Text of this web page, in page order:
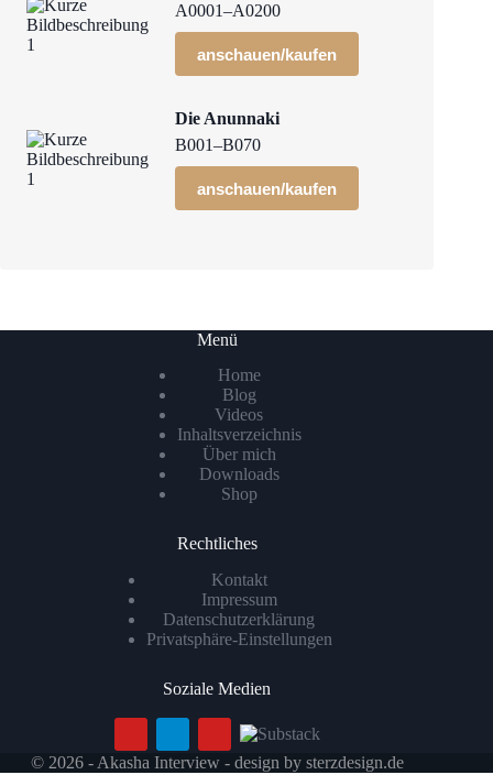
A0001–A0200
anschauen/kaufen
Die Anunnaki
B001–B070
anschauen/kaufen
Menü
Home
Blog
Videos
Inhaltsverzeichnis
Über mich
Downloads
Shop
Rechtliches
Kontakt
Impressum
Datenschutzerklärung
Privatsphäre-Einstellungen
Soziale Medien
© 2026 - Akasha Interview - design by sterzdesign.de